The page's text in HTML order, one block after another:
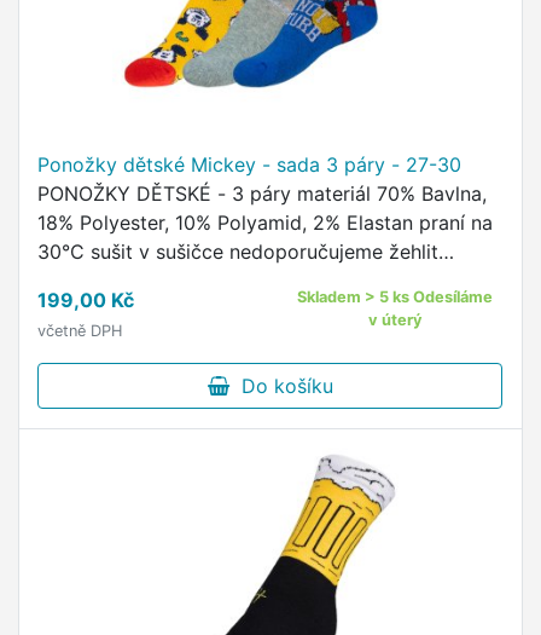
Ponožky dětské Mickey - sada 3 páry - 27-30
PONOŽKY DĚTSKÉ - 3 páry materiál 70% Bavlna,
18% Polyester, 10% Polyamid, 2% Elastan praní na
30°C sušit v sušičce nedoporučujeme žehlit
motivem Disney …
199,00 Kč
včetně DPH
Skladem > 5 ks Odesíláme
v úterý
Do košíku